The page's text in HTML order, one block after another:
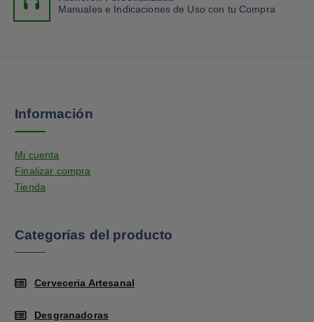
Manuales e Indicaciones de Uso con tu Compra
Información
Mi cuenta
Finalizar compra
Tienda
Categorías del producto
Cerveceria Artesanal
Desgranadoras